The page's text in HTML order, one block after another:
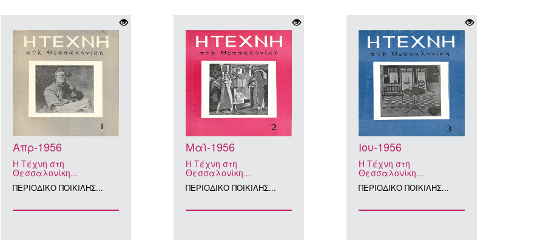
Απρ-1956
Η Τέχνη στη
Θεσσαλονίκη...
ΠΕΡΙΟΔΙΚΟ ΠΟΙΚΙΛΗΣ...
Μαΐ-1956
Η Τέχνη στη
Θεσσαλονίκη...
ΠΕΡΙΟΔΙΚΟ ΠΟΙΚΙΛΗΣ...
Ιου-1956
Η Τέχνη στη
Θεσσαλονίκη...
ΠΕΡΙΟΔΙΚΟ ΠΟΙΚΙΛΗΣ...